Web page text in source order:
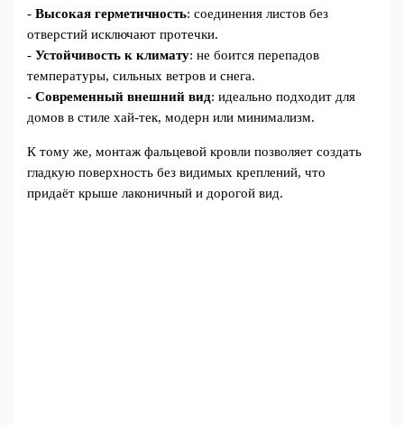
-Высокая герметичность: соединения листов без
отверстий исключают протечки.
-Устойчивость к климату: не боится перепадов
температуры, сильных ветров и снега.
-Современный внешний вид: идеально подходит для
домов в стиле хай-тек, модерн или минимализм.
К тому же, монтаж фальцевой кровли позволяет создать
гладкую поверхность без видимых креплений, что
придаёт крыше лаконичный и дорогой вид.